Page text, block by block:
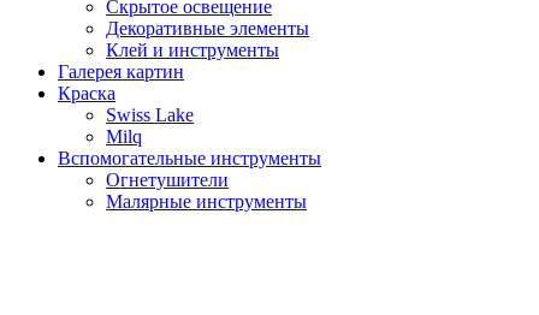
Скрытое освещение
Декоративные элементы
Клей и инструменты
Галерея картин
Краска
Swiss Lake
Milq
Вспомогательные инструменты
Огнетушители
Малярные инструменты